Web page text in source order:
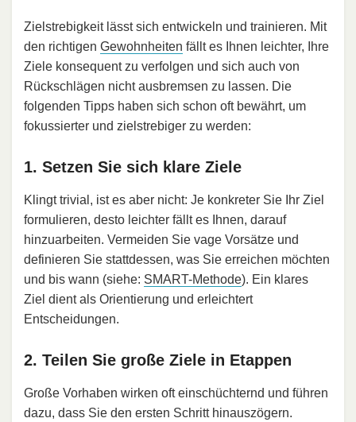
Zielstrebigkeit lässt sich entwickeln und trainieren. Mit
den richtigen Gewohnheiten fällt es Ihnen leichter, Ihre
Ziele konsequent zu verfolgen und sich auch von
Rückschlägen nicht ausbremsen zu lassen. Die
folgenden Tipps haben sich schon oft bewährt, um
fokussierter und zielstrebiger zu werden:
1. Setzen Sie sich klare Ziele
Klingt trivial, ist es aber nicht: Je konkreter Sie Ihr Ziel
formulieren, desto leichter fällt es Ihnen, darauf
hinzuarbeiten. Vermeiden Sie vage Vorsätze und
definieren Sie stattdessen, was Sie erreichen möchten
und bis wann (siehe: SMART-Methode). Ein klares
Ziel dient als Orientierung und erleichtert
Entscheidungen.
2. Teilen Sie große Ziele in Etappen
Große Vorhaben wirken oft einschüchternd und führen
dazu, dass Sie den ersten Schritt hinauszögern.